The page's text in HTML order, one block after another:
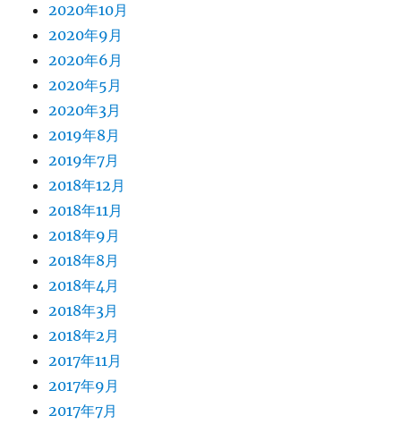
2020年10月
2020年9月
2020年6月
2020年5月
2020年3月
2019年8月
2019年7月
2018年12月
2018年11月
2018年9月
2018年8月
2018年4月
2018年3月
2018年2月
2017年11月
2017年9月
2017年7月